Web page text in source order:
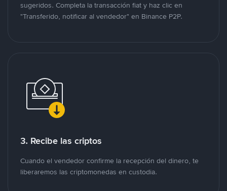
sugeridos. Completa la transacción fiat y haz clic en
"Transferido, notificar al vendedor" en Binance P2P.
3. Recibe las criptos
Cuando el vendedor confirme la recepción del dinero, te
liberaremos las criptomonedas en custodia.